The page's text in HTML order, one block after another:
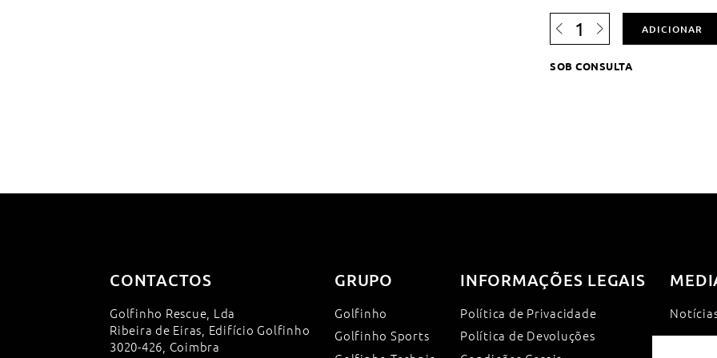
Quantidade
de
NEW
ADICIONAR
SOB CONSULTA
CONTACTOS
Golfinho Rescue, Lda
Ribeira de Eiras, Edifício Golfinho
3020-426, Coimbra
GRUPO
Golfinho
Golfinho Sports
INFORMAÇÕES LEGAIS
Política de Privacidade
Política de Devoluções